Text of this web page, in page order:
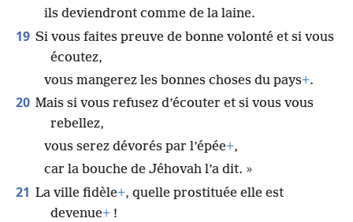
ils deviendront comme de la laine.
19 Si vous faites preuve de bonne volonté et si vous
écoutez,
vous mangerez les bonnes choses du pays+.
20 Mais si vous refusez d’écouter et si vous vous
rebellez,
vous serez dévorés par l’épée+,
car la bouche de Jéhovah l’a dit. »
21 La ville fidèle+, quelle prostituée elle est
devenue+ !